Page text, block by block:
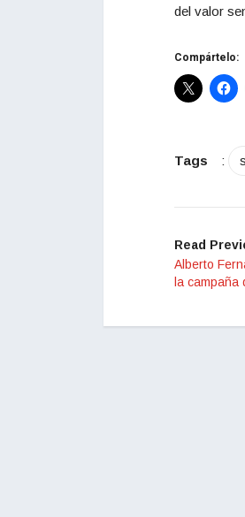
del valor
Compártelo:
Tags :
Read
Alberto
la campaña